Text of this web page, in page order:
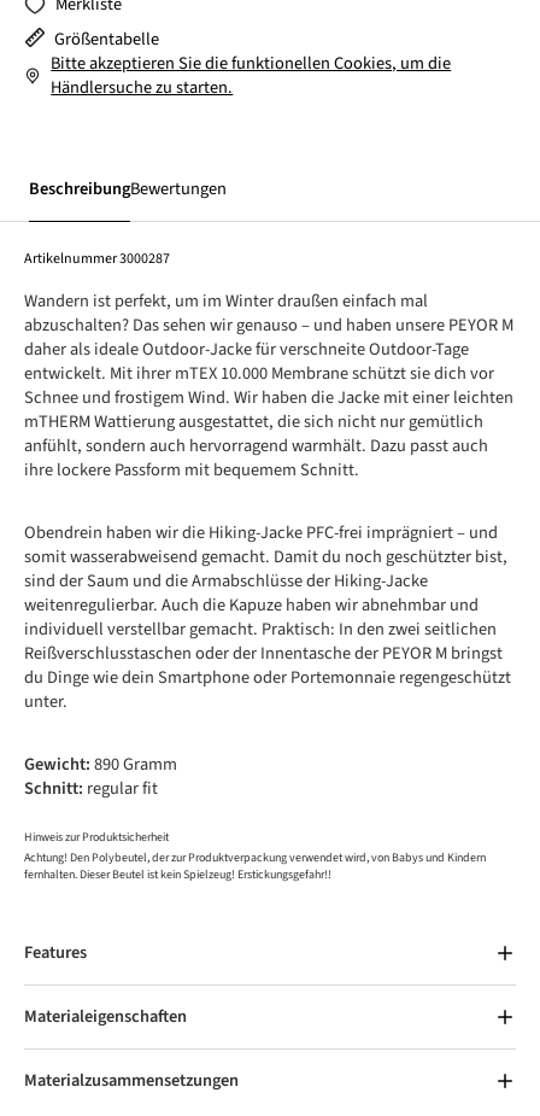
Größentabelle
Bitte akzeptieren Sie die funktionellen Cookies, um die
Händlersuche zu starten.
BeschreibungBewertungen
Artikelnummer3000287
Wandern ist perfekt, um im Winter draußen einfach mal
abzuschalten? Das sehen wir genauso – und haben unsere PEYOR M
daher als ideale Outdoor-Jacke für verschneite Outdoor-Tage
entwickelt. Mit ihrer mTEX 10.000 Membrane schützt sie dich vor
Schnee und frostigem Wind. Wir haben die Jacke mit einer leichten
mTHERM Wattierung ausgestattet, die sich nicht nur gemütlich
anfühlt, sondern auch hervorragend warmhält. Dazu passt auch
ihre lockere Passform mit bequemem Schnitt.
Obendrein haben wir die Hiking-Jacke PFC-frei imprägniert – und
somit wasserabweisend gemacht. Damit du noch geschützter bist,
sind der Saum und die Armabschlüsse der Hiking-Jacke
weitenregulierbar. Auch die Kapuze haben wir abnehmbar und
individuell verstellbar gemacht. Praktisch: In den zwei seitlichen
Reißverschlusstaschen oder der Innentasche der PEYOR M bringst
du Dinge wie dein Smartphone oder Portemonnaie regengeschützt
unter.
Gewicht:890 Gramm
Schnitt: regular fit
Hinweis zur Produktsicherheit
Achtung! Den Polybeutel, der zur Produktverpackung verwendet wird, von Babys und Kindern
fernhalten. Dieser Beutel ist kein Spielzeug! Erstickungsgefahr!!
Features
Materialeigenschaften
Materialzusammensetzungen